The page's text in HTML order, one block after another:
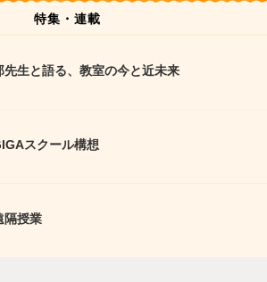
特集・連載
先生と語る、教室の今と近未来
スクール構想
隔授業